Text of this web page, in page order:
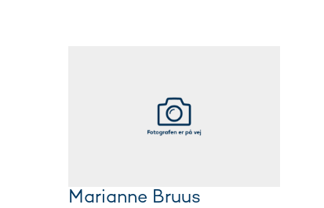
Marianne Bruus